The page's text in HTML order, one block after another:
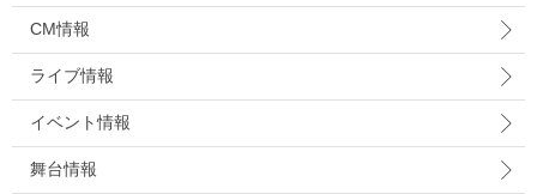
CM情報
ライブ情報
イベント情報
舞台情報